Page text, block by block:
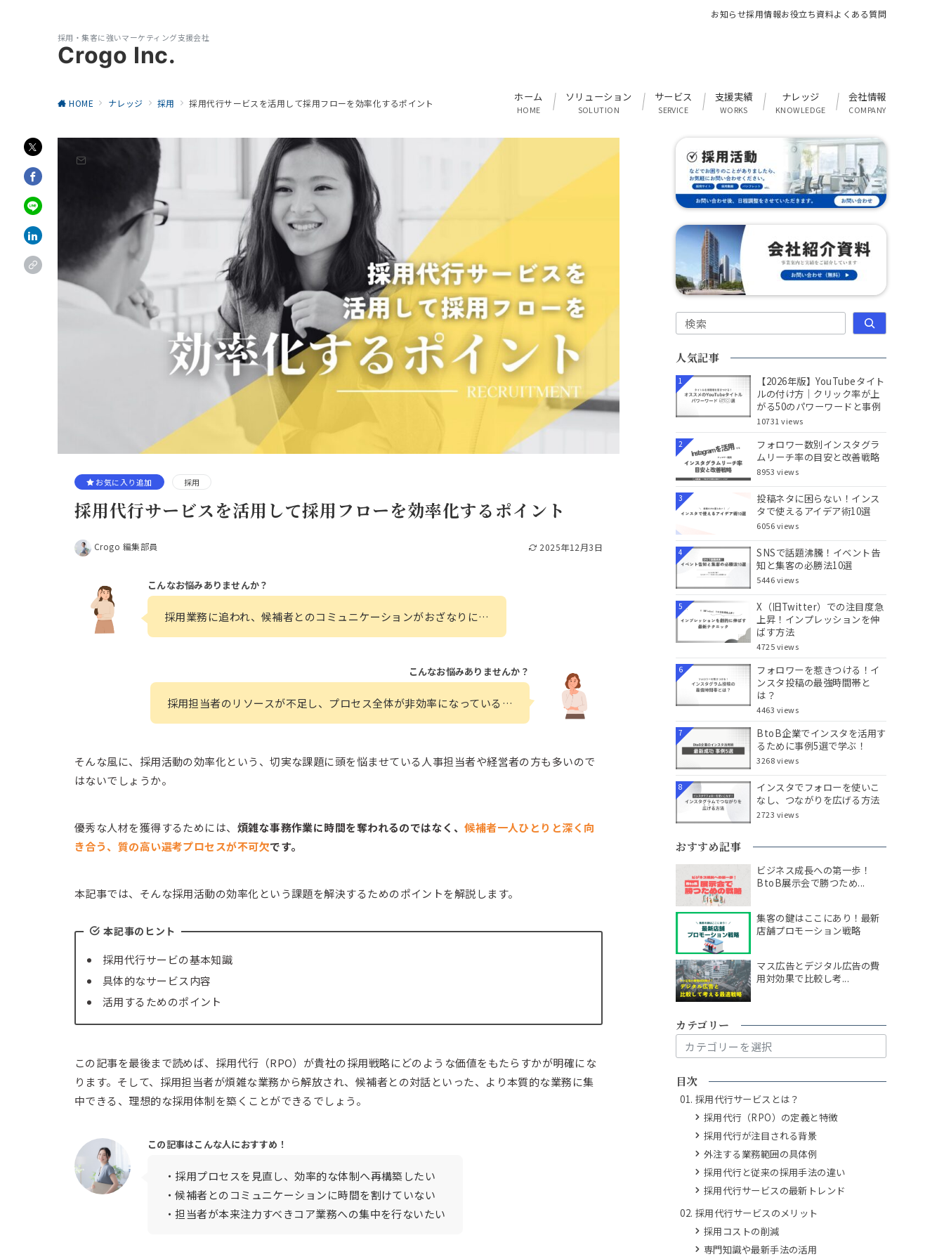
お知らせ採用情報お役立ち資料よくある質問
採用・集客に強いマーケティング支援会社
Crogo Inc.
ホーム
HOME
ソリューション
SOLUTION
サービス
SERVICE
支援実績
WORKS
ナレッジ
KNOWLEDGE
会社情報
COMPANY
HOME ナレッジ 採用 採用代行サービスを活用して採用フローを効率化するポイント
お気に入り追加 採用
採用代行サービスを活用して採用フローを効率化するポイント
2025年12月3日
Crogo 編集部員
こんなお悩みありませんか？
採用業務に追われ、候補者とのコミュニケーションがおざなりに…
こんなお悩みありませんか？
採用担当者のリソースが不足し、プロセス全体が非効率になっている…
そんな風に、採用活動の効率化という、切実な課題に頭を悩ませている人事担当者や経営者の方も多いので
はないでしょうか。
優秀な人材を獲得するためには、 煩雑な事務作業に時間を奪われるのではなく、候補者一人ひとりと深く向
き合う、質の高い選考プロセスが不可欠です。
本記事では、そんな採用活動の効率化という課題を解決するためのポイントを解説します。
本記事のヒント
採用代行サービの基本知識
具体的なサービス内容
活用するためのポイント
この記事を最後まで読めば、採用代行（RPO）が貴社の採用戦略にどのような価値をもたらすかが明確にな
ります。そして、採用担当者が煩雑な業務から解放され、候補者との対話といった、より本質的な業務に集
中できる、理想的な採用体制を築くことができるでしょう。
この記事はこんな人におすすめ！
・採用プロセスを見直し、効率的な体制へ再構築したい
・候補者とのコミュニケーションに時間を割けていない
・担当者が本来注力すべきコア業務への集中を行ないたい
検索
人気記事
1
【2026年版】YouTubeタイト
ルの付け方｜クリック率が上
がる50のパワーワードと事例
10731 views
2
フォロワー数別インスタグラ
ムリーチ率の目安と改善戦略
8953 views
3
投稿ネタに困らない！インス
タで使えるアイデア術10選
6056 views
4
SNSで話題沸騰！イベント告
知と集客の必勝法10選
5446 views
5
X（旧Twitter）での注目度急
上昇！インプレッションを伸
ばす方法
4725 views
6
フォロワーを惹きつける！イ
ンスタ投稿の最強時間帯と
は？
4463 views
7
BtoB企業でインスタを活用す
るために事例5選で学ぶ！
3268 views
8
インスタでフォローを使いこ
なし、つながりを広げる方法
2723 views
おすすめ記事
ビジネス成長への第一歩！
BtoB展示会で勝つため...
集客の鍵はここにあり！最新
店舗プロモーション戦略
マス広告とデジタル広告の費
用対効果で比較し考...
カテゴリー
テ
ゴ
リ
目次
採用代行サービスとは？
採用代行（RPO）の定義と特徴
採用代行が注目される背景
外注する業務範囲の具体例
採用代行と従来の採用手法の違い
採用代行サービスの最新トレンド
採用代行サービスのメリット
採用コストの削減
専門知識や最新手法の活用